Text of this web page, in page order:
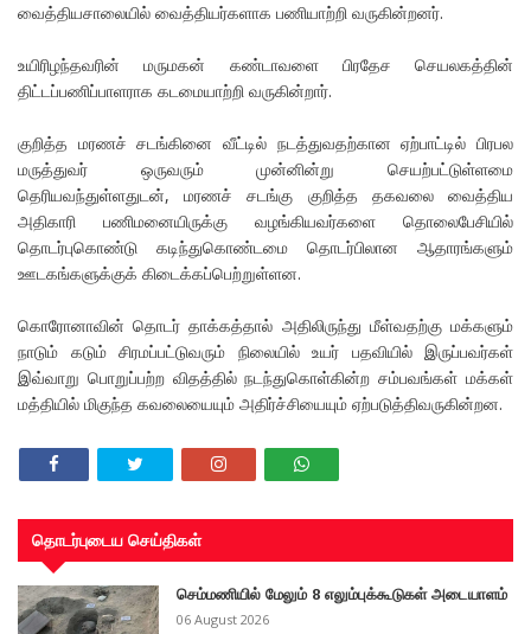
வைத்தியசாலையில் வைத்தியர்களாக பணியாற்றி வருகின்றனர்.
உயிரிழந்தவரின் மருமகன் கண்டாவளை பிரதேச செயலகத்தின்
திட்டப்பணிப்பாளராக கடமையாற்றி வருகின்றார்.
குறித்த மரணச் சடங்கினை வீட்டில் நடத்துவதற்கான ஏற்பாட்டில் பிரபல
மருத்துவர் ஒருவரும் முன்னின்று செயற்பட்டுள்ளமை
தெரியவந்துள்ளதுடன், மரணச் சடங்கு குறித்த தகவலை வைத்திய
அதிகாரி பணிமனையிருக்கு வழங்கியவர்களை தொலைபேசியில்
தொடர்புகொண்டு கடிந்துகொண்டமை தொடர்பிலான ஆதாரங்களும்
ஊடகங்களுக்குக் கிடைக்கப்பெற்றுள்ளன.
கொரோனாவின் தொடர் தாக்கத்தால் அதிலிருந்து மீள்வதற்கு மக்களும்
நாடும் கடும் சிரமப்பட்டுவரும் நிலையில் உயர் பதவியில் இருப்பவர்கள்
இவ்வாறு பொறுப்பற்ற விதத்தில் நடந்துகொள்கின்ற சம்பவங்கள் மக்கள்
மத்தியில் மிகுந்த கவலையையும் அதிர்ச்சியையும் ஏற்படுத்திவருகின்றன.
தொடர்புடைய செய்திகள்
செம்மணியில் மேலும் 8 எலும்புக்கூடுகள் அடையாளம்
06 August 2026